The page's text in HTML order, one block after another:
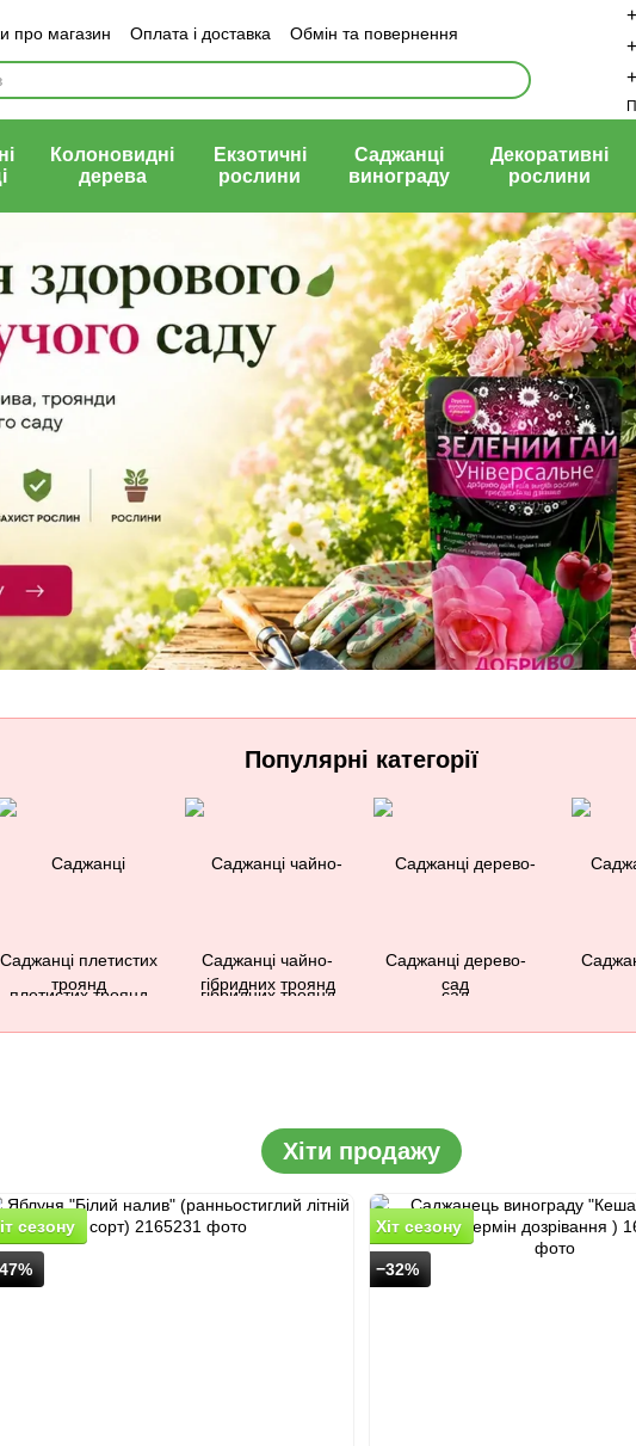
про магазин Оплата і доставка
Обмін та повернення
Публічний договір (оферта)
Колоновидні
дерева
Екзотичні
рослини
Саджанці
винограду
Декоративні
рослини
Популярні категорії
Саджанці плетистих
троянд
Саджанці чайно-
гібридних троянд
Саджанці дерево-
сад
Хіти продажу
сезону Хіт сезону
−32%